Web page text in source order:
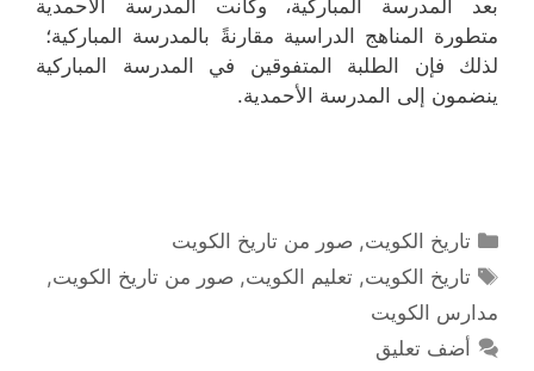
بعد المدرسة المباركية، وكانت المدرسة الأحمدية
متطورة المناهج الدراسية مقارنةً بالمدرسة المباركية؛
لذلك فإن الطلبة المتفوقين في المدرسة المباركية
ينضمون إلى المدرسة الأحمدية.
التصنيفات
تاريخ الكويت, صور من تاريخ الكويت
الوسوم
تاريخ الكويت,تعليم الكويت, صور من تاريخ الكويت,
مدارس الكويت
أضف تعليق